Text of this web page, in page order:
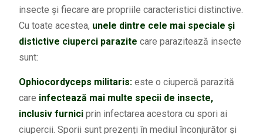
insecte și fiecare are propriile caracteristici distinctive.
Cu toate acestea, unele dintre cele mai speciale și
distictive ciuperci parazite care parazitează insecte
sunt:
Ophiocordyceps militaris: este o ciupercă parazită
care infectează mai multe specii de insecte,
inclusiv furnici prin infectarea acestora cu spori ai
ciupercii. Sporii sunt prezenți în mediul înconjurător și